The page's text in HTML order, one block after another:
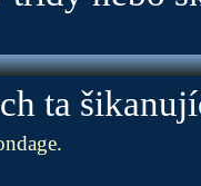
ta